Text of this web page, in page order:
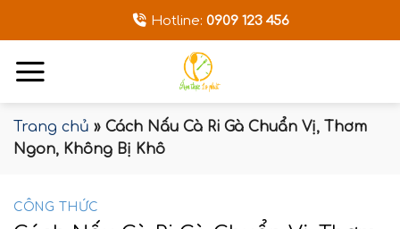
dung
Hotline: 0909 123 456
Trang chủ » Cách Nấu Cà Ri Gà Chuẩn Vị, Thơm
Ngon, Không Bị Khô
CÔNG THỨC